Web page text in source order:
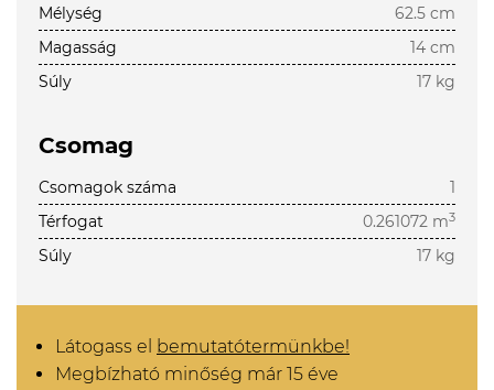
Mélység
62.5 cm
Magasság
14 cm
Súly
17 kg
Csomag
Csomagok száma
1
Térfogat
0.261072 m3
Súly 17 kg
Látogass el bemutatótermünkbe!
Megbízható minőség már 15 éve